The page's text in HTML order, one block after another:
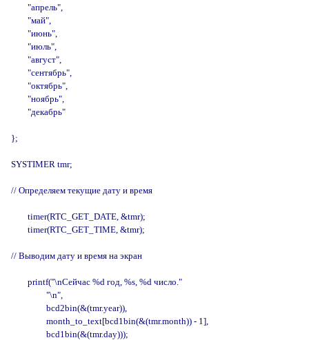
        "апрель",
        "май",
        "июнь",
        "июль",
        "август",
        "сентябрь",
        "октябрь",
        "ноябрь",
        "декабрь"
};
SYSTIMER tmr;
// Определяем текущие дату и время
        timer(RTC_GET_DATE, &tmr);
        timer(RTC_GET_TIME, &tmr);
// Выводим дату и время на экран
        printf("\nСейчас %d год, %s, %d число."
                 "\n",
                 bcd2bin(&(tmr.year)),
                 month_to_text[bcd1bin(&(tmr.month)) - 1],
                 bcd1bin(&(tmr.day)));